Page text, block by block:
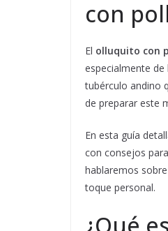
con
El olluquito con
especialmente
tubérculo andino
de preparar este
En esta guía
con consejos
hablaremos
toque personal.